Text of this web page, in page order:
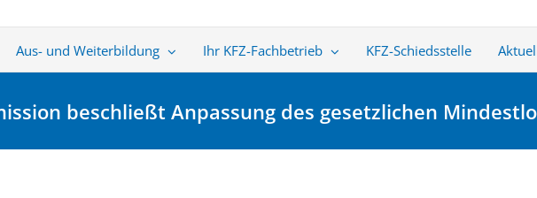
Aus- und Weiterbildung Ihr KFZ-Fachbetrieb KFZ-Schiedsstelle
beschließt Anpassung des gesetzlichen